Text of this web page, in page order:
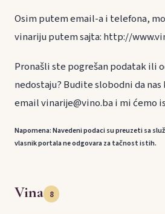
Osim putem email-a i telefona,
vinariju putem sajta: http://
Pronašli ste pogrešan podatak ili
nedostaju? Budite slobodni da
email vinarije@vino.ba i mi ćemo
Napomena: Navedeni podaci su preuzeti sa
vlasnik portala ne odgovara za tačnost istih.
Vina 8